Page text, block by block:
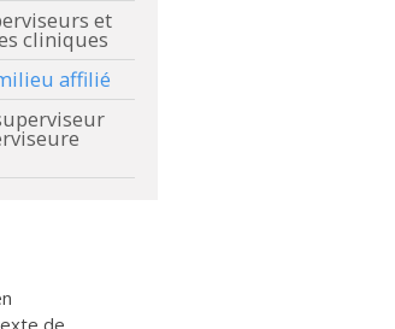
et
cliniques
affilié